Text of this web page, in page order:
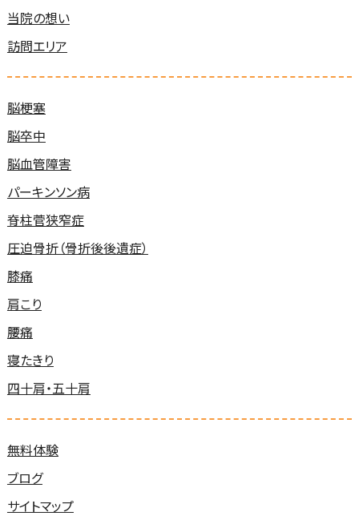
当院の想い
訪問エリア
脳梗塞
脳卒中
脳血管障害
パーキンソン病
脊柱菅狭窄症
圧迫骨折（骨折後後遺症）
膝痛
肩こり
腰痛
寝たきり
四十肩・五十肩
無料体験
ブログ
サイトマップ